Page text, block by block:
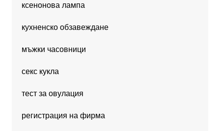
ксенонова лампа
кухненско обзавеждане
мъжки часовници
секс кукла
тест за овулация
регистрация на фирма